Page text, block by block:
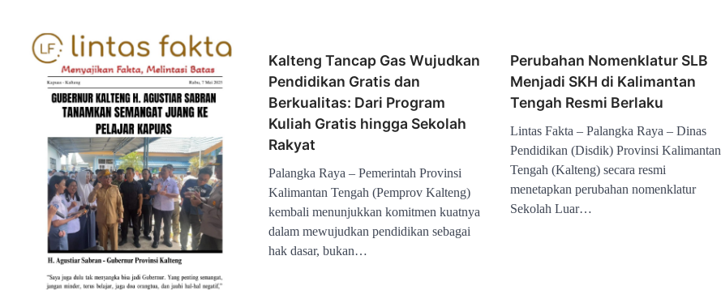
Kalteng Tancap Gas Wujudkan
Pendidikan Gratis dan
Berkualitas: Dari Program
Kuliah Gratis hingga Sekolah
Rakyat
Palangka Raya – Pemerintah Provinsi
Kalimantan Tengah (Pemprov Kalteng)
kembali menunjukkan komitmen kuatnya
dalam mewujudkan pendidikan sebagai
hak dasar, bukan…
Perubahan Nomenklatur SLB
Menjadi SKH di Kalimantan
Tengah Resmi Berlaku
Lintas Fakta – Palangka Raya – Dinas
Pendidikan (Disdik) Provinsi Kalimantan
Tengah (Kalteng) secara resmi
menetapkan perubahan nomenklatur
Sekolah Luar…